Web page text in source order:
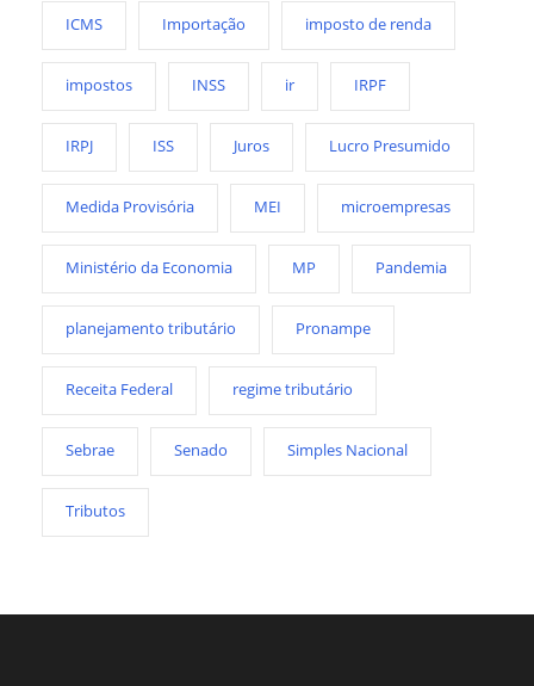
ICMS Importação imposto de renda
impostos INSS ir IRPF
IRPJ ISS Juros Lucro Presumido
Medida Provisória MEI microempresas
Ministério da Economia MP Pandemia
planejamento tributário Pronampe
Receita Federal regime tributário
Sebrae Senado Simples Nacional
Tributos